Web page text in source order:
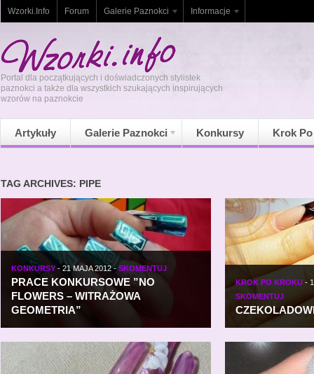
Wzorki.Info Forum Galerie Paznokci Informacje
Portal dla początkujących i doświadczonych stylistek
paznokci a także dla wszystkich szukających inspirujących
wzorów na paznokcie
Artykuły Galerie Paznokci Konkursy Krok
TAG ARCHIVES: PIPE
KONKURSY - 21 MAJA 2012- SKOMENTUJ
PRACE KONKURSOWE ”NO
FLOWERS – WITRAŻOWA
GEOMETRIA”
KROK PO KROKU -
SKOMENTUJ